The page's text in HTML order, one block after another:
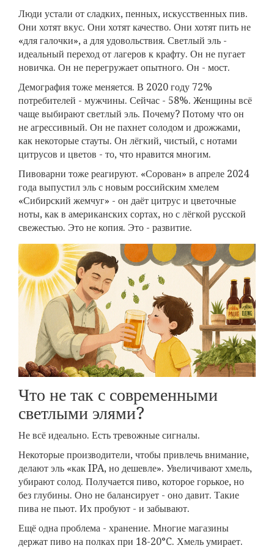
Люди устали от сладких, пенных, искусственных пив.
Они хотят вкус. Они хотят качество. Они хотят пить не
«для галочки», а для удовольствия. Светлый эль -
идеальный переход от лагеров к крафту. Он не пугает
новичка. Он не перегружает опытного. Он - мост.
Демография тоже меняется. В 2020 году 72%
потребителей - мужчины. Сейчас - 58%. Женщины всё
чаще выбирают светлый эль. Почему? Потому что он
не агрессивный. Он не пахнет солодом и дрожжами,
как некоторые стауты. Он лёгкий, чистый, с нотами
цитрусов и цветов - то, что нравится многим.
Пивоварни тоже реагируют. «Сорован» в апреле 2024
года выпустил эль с новым российским хмелем
«Сибирский жемчуг» - он даёт цитрус и цветочные
ноты, как в американских сортах, но с лёгкой русской
свежестью. Это не копия. Это - развитие.
Что не так с современными
светлыми элями?
Не всё идеально. Есть тревожные сигналы.
Некоторые производители, чтобы привлечь внимание,
делают эль «как IPA, но дешевле». Увеличивают хмель,
убирают солод. Получается пиво, которое горькое, но
без глубины. Оно не балансирует - оно давит. Такие
пива не пьют. Их пробуют - и забывают.
Ещё одна проблема - хранение. Многие магазины
держат пиво на полках при 18-20°C. Хмель умирает.